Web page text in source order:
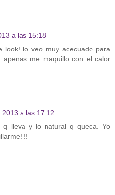
a las 15:18
look! lo veo muy adecuado para
me maquillo con el calor
2013 a las 17:12
q lleva y lo natural q queda. Yo